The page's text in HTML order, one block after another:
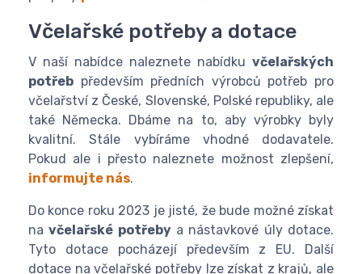
Včelařské potřeby a dotace
V naší nabídce naleznete nabídku včelařských
potřeb především předních výrobců potřeb pro
včelařství z České, Slovenské, Polské republiky, ale
také Německa. Dbáme na to, aby výrobky byly
kvalitní. Stále vybíráme vhodné dodavatele.
Pokud ale i přesto naleznete možnost zlepšení,
informujte nás.
Do konce roku 2023 je jisté, že bude možné získat
navčelařské potřebya nástavkové úly dotace.
Tyto dotace pocházejí především z EU. Další
dotace na včelařské potřeby lze získat z krajů, ale